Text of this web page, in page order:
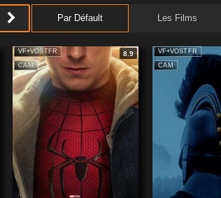
Par Défault Les Films
Séries
CAM
VF+VOSTFR 8.9
CAM
VF+VOSTFR